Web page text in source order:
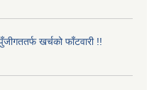
खर्चको फाँटवारी !!